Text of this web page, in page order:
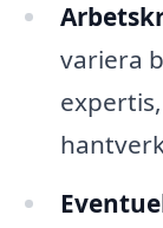
variera